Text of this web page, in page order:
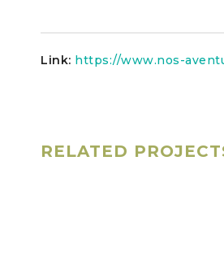
Link: https://www.nos-
RELATED